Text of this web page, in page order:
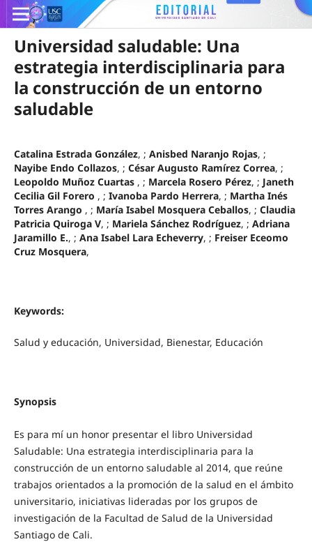
Universidad saludable: Una
estrategia interdisciplinaria para
la construcción de un entorno
saludable
Catalina Estrada González, ; Anisbed Naranjo Rojas, ;
Nayibe Endo Collazos, ; César Augusto Ramírez Correa, ;
Leopoldo Muñoz Cuartas , ; Marcela Rosero Pérez, ; Janeth
Cecilia Gil Forero , ; Ivanoba Pardo Herrera, ; Martha Inés
Torres Arango , ; María Isabel Mosquera Ceballos, ; Claudia
Patricia Quiroga V, ; Mariela Sánchez Rodríguez, ; Adriana
Jaramillo E., ; Ana Isabel Lara Echeverry, ; Freiser Eceomo
Cruz Mosquera,
Keywords:
Salud y educación, Universidad, Bienestar, Educación
Synopsis
Es para mí un honor presentar el libro Universidad
Saludable: Una estrategia interdisciplinaria para la
construcción de un entorno saludable al 2014, que reúne
trabajos orientados a la promoción de la salud en el ámbito
universitario, iniciativas lideradas por los grupos de
investigación de la Facultad de Salud de la Universidad
Santiago de Cali.